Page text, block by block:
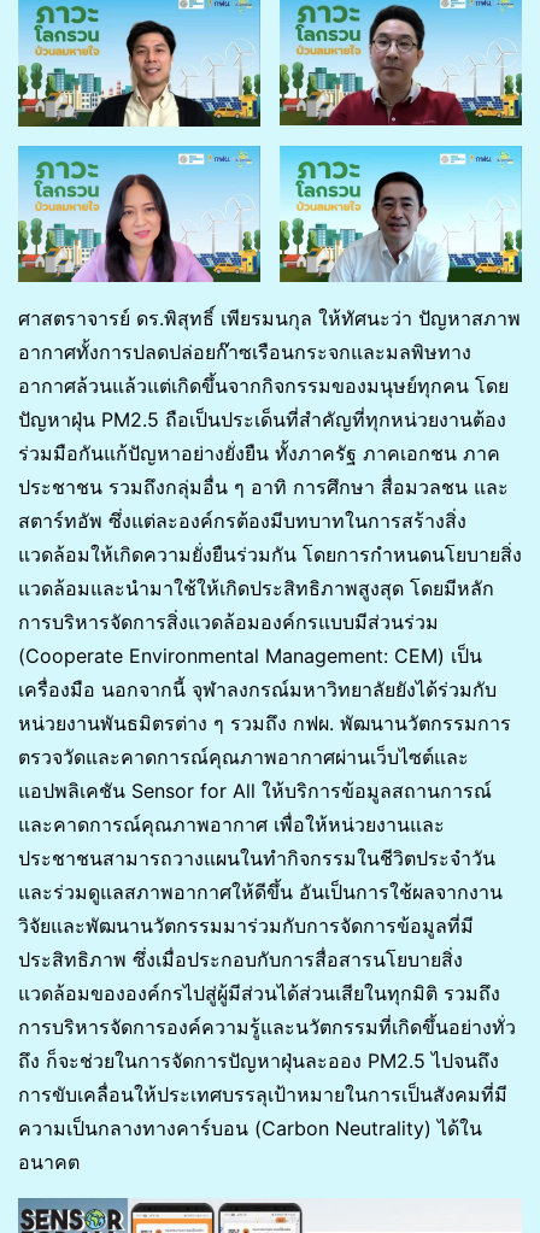
ศาสตราจารย์ ดร.พิสุทธิ์ เพียรมนกุล ให้ทัศนะว่า ปัญหาสภาพ
อากาศทั้งการปลดปล่อยก๊าซเรือนกระจกและมลพิษทาง
อากาศล้วนแล้วแต่เกิดขึ้นจากกิจกรรมของมนุษย์ทุกคน โดย
ปัญหาฝุ่น PM2.5 ถือเป็นประเด็นที่สำคัญที่ทุกหน่วยงานต้อง
ร่วมมือกันแก้ปัญหาอย่างยั่งยืน ทั้งภาครัฐ ภาคเอกชน ภาค
ประชาชน รวมถึงกลุ่มอื่น ๆ อาทิ การศึกษา สื่อมวลชน และ
สตาร์ทอัพ ซึ่งแต่ละองค์กรต้องมีบทบาทในการสร้างสิ่ง
แวดล้อมให้เกิดความยั่งยืนร่วมกัน โดยการกำหนดนโยบายสิ่ง
แวดล้อมและนำมาใช้ให้เกิดประสิทธิภาพสูงสุด โดยมีหลัก
การบริหารจัดการสิ่งแวดล้อมองค์กรแบบมีส่วนร่วม
(Cooperate Environmental Management: CEM) เป็น
เครื่องมือ นอกจากนี้ จุฬาลงกรณ์มหาวิทยาลัยยังได้ร่วมกับ
หน่วยงานพันธมิตรต่าง ๆ รวมถึง กฟผ. พัฒนานวัตกรรมการ
ตรวจวัดและคาดการณ์คุณภาพอากาศผ่านเว็บไซต์และ
แอปพลิเคชัน Sensor for All ให้บริการข้อมูลสถานการณ์
และคาดการณ์คุณภาพอากาศ เพื่อให้หน่วยงานและ
ประชาชนสามารถวางแผนในทำกิจกรรมในชีวิตประจำวัน
และร่วมดูแลสภาพอากาศให้ดีขึ้น อันเป็นการใช้ผลจากงาน
วิจัยและพัฒนานวัตกรรมมาร่วมกับการจัดการข้อมูลที่มี
ประสิทธิภาพ ซึ่งเมื่อประกอบกับการสื่อสารนโยบายสิ่ง
แวดล้อมขององค์กรไปสู่ผู้มีส่วนได้ส่วนเสียในทุกมิติ รวมถึง
การบริหารจัดการองค์ความรู้และนวัตกรรมที่เกิดขึ้นอย่างทั่ว
ถึง ก็จะช่วยในการจัดการปัญหาฝุ่นละออง PM2.5 ไปจนถึง
การขับเคลื่อนให้ประเทศบรรลุเป้าหมายในการเป็นสังคมที่มี
ความเป็นกลางทางคาร์บอน (Carbon Neutrality) ได้ใน
อนาคต